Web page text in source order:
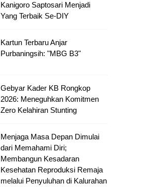
Kanigoro Saptosari Menjadi
Yang Terbaik Se-DIY
Kartun Terbaru Anjar
Purbaningsih: "MBG B3"
Gebyar Kader KB Rongkop
2026: Meneguhkan Komitmen
Zero Kelahiran Stunting
Menjaga Masa Depan Dimulai
dari Memahami Diri;
Membangun Kesadaran
Kesehatan Reproduksi Remaja
melalui Penyuluhan di Kalurahan